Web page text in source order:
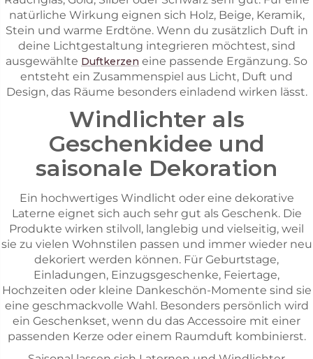
natürliche Wirkung eignen sich Holz, Beige, Keramik,
Stein und warme Erdtöne. Wenn du zusätzlich Duft in
deine Lichtgestaltung integrieren möchtest, sind
ausgewählte Duftkerzen eine passende Ergänzung. So
entsteht ein Zusammenspiel aus Licht, Duft und
Design, das Räume besonders einladend wirken lässt.
Windlichter als
Geschenkidee und
saisonale Dekoration
Ein hochwertiges Windlicht oder eine dekorative
Laterne eignet sich auch sehr gut als Geschenk. Die
Produkte wirken stilvoll, langlebig und vielseitig, weil
sie zu vielen Wohnstilen passen und immer wieder neu
dekoriert werden können. Für Geburtstage,
Einladungen, Einzugsgeschenke, Feiertage,
Hochzeiten oder kleine Dankeschön-Momente sind sie
eine geschmackvolle Wahl. Besonders persönlich wird
ein Geschenkset, wenn du das Accessoire mit einer
passenden Kerze oder einem Raumduft kombinierst.